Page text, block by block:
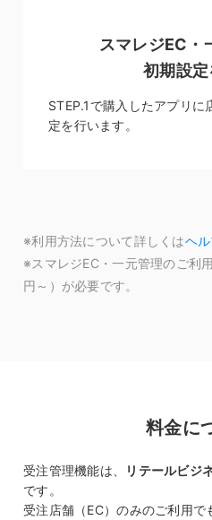
スマレジEC・
初期設定
STEP.1で購入したアプリに
定を行います。
※利用方法について詳しくはヘ
※スマレジEC・一元管理のご利
円～）が必要です。
料金に
受注管理機能は、
リテールビジ
です。
受注店舗（EC）のみのご利用